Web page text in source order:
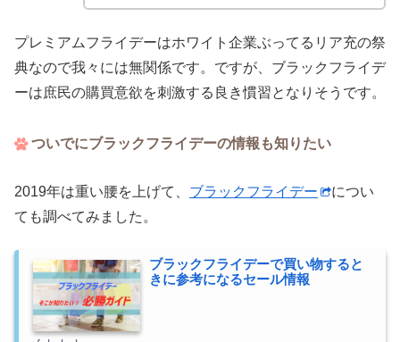
プレミアムフライデーはホワイト企業ぶってるリア充の祭
典なので我々には無関係です。ですが、ブラックフライデ
ーは庶民の購買意欲を刺激する良き慣習となりそうです。
ついでにブラックフライデーの情報も知りたい
2019年は重い腰を上げて、 ブラックフライデー
につい
ても調べてみました。
ブラックフライデーで買い物すると
きに参考になるセール情報